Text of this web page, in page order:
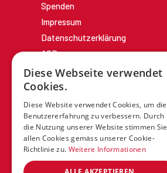
Spenden
Impressum
Datenschutzerklärung
AGBs
Diese Webseite verwendet
Cookies.
Diese Website verwendet Cookies, um die
Benutzererfahrung zu verbessern. Durch
die Nutzung unserer Website stimmen Sie
allen Cookies gemäss unserer Cookie-
Richtlinie zu. Weitere Informationen